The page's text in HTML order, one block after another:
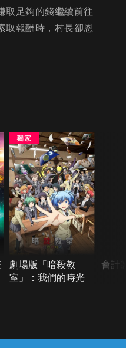
取足夠的錢繼續前往
取報酬時，村長卻恩
劇場版「暗殺教
室」：我們的時光
會計